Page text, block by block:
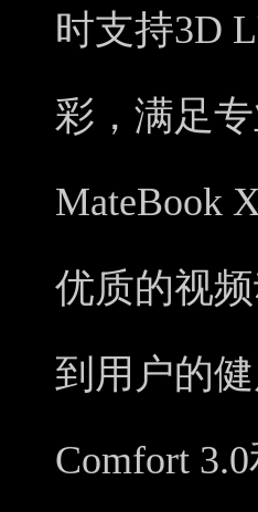
时支持3D
彩，满足
MateBook
优质的视
到用户的
Comfort